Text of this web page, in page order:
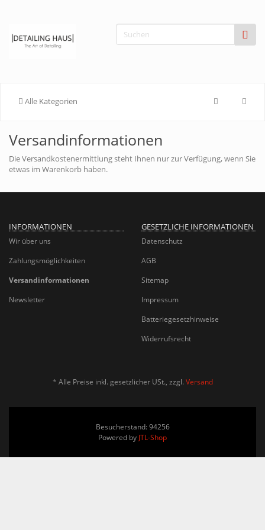
Alle Kategorien
Versandinformationen
Die Versandkostenermittlung steht Ihnen nur zur Verfügung, wenn Sie
etwas im Warenkorb haben.
INFORMATIONEN
Wir über uns
Zahlungsmöglichkeiten
Versandinformationen
Newsletter
GESETZLICHE INFORMATIONEN
Datenschutz
AGB
Sitemap
Impressum
Batteriegesetzhinweise
Widerrufsrecht
* Alle Preise inkl. gesetzlicher USt., zzgl. Versand
Besucherstand: 94256
Powered by JTL-Shop